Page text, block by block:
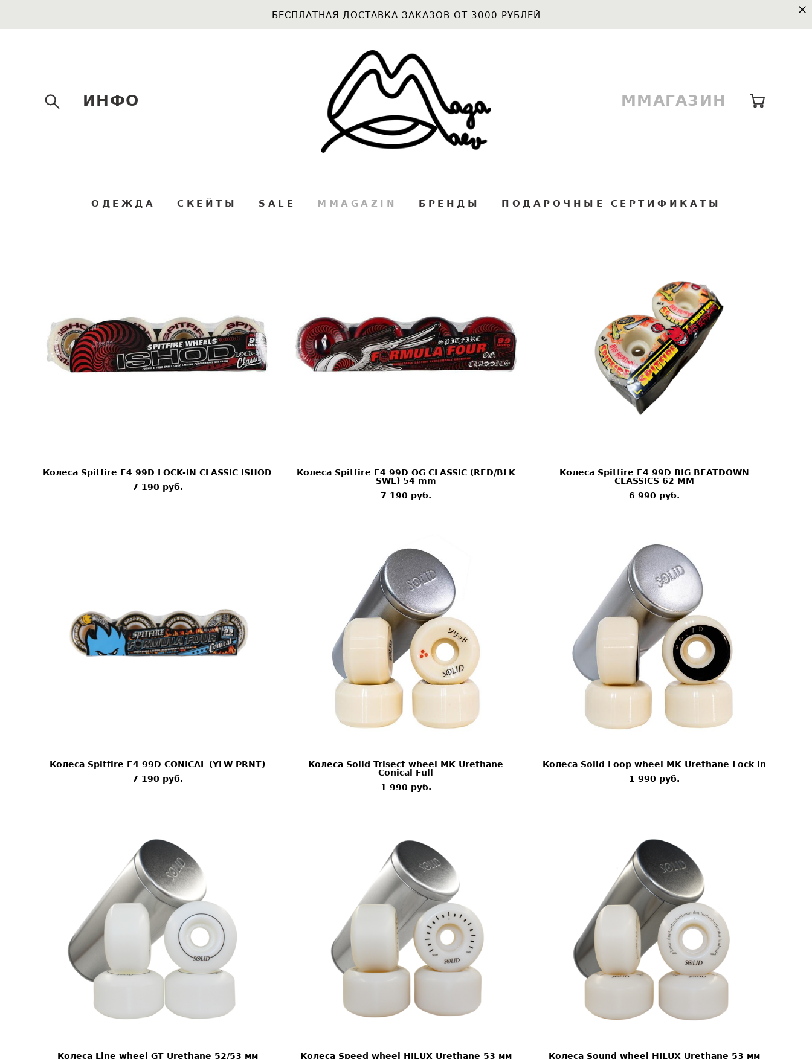
БЕСПЛАТНАЯ ДОСТАВКА ЗАКАЗОВ ОТ 3000 РУБЛЕЙ
ИНФО ММАГАЗИН
ОДЕЖДА СКЕЙТЫ SALE MMAGAZIN БРЕНДЫ ПОДАРОЧНЫЕ СЕРТИФИКАТЫ
Колеса Spitfire F4 99D LOCK-IN CLASSIC ISHOD
7 190 pуб.
Колеса Spitfire F4 99D OG CLASSIC (RED/BLK
SWL) 54 mm
7 190 pуб.
Колеса Spitfire F4 99D BIG BEATDOWN
CLASSICS 62 MM
6 990 pуб.
Колеса Spitfire F4 99D CONICAL (YLW PRNT)
7 190 pуб.
Колеса Solid Trisect wheel MK Urethane
Conical Full
1 990 pуб.
Колеса Solid Loop wheel MK Urethane Lock in
1 990 pуб.
Колеса Line wheel GT Urethane 52/53 мм Колеса Speed wheel HILUX Urethane 53 мм Колеса Sound wheel HILUX Urethane 53 мм